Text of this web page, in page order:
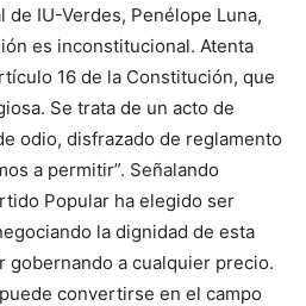
de IU-Verdes, Penélope Luna,
es inconstitucional. Atenta
16 de la Constitución, que
Se trata de un acto de
odio, disfrazado de reglamento
a permitir”. Señalando
Popular ha elegido ser
la dignidad de esta
gobernando a cualquier precio.
convertirse en el campo